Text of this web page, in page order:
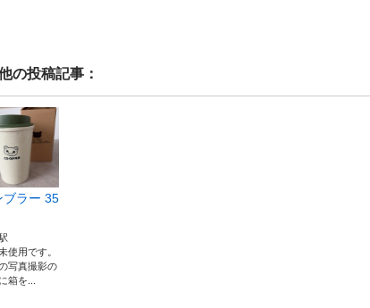
の投稿記事：
ブラー 35
使用です。
写真撮影の
箱を...